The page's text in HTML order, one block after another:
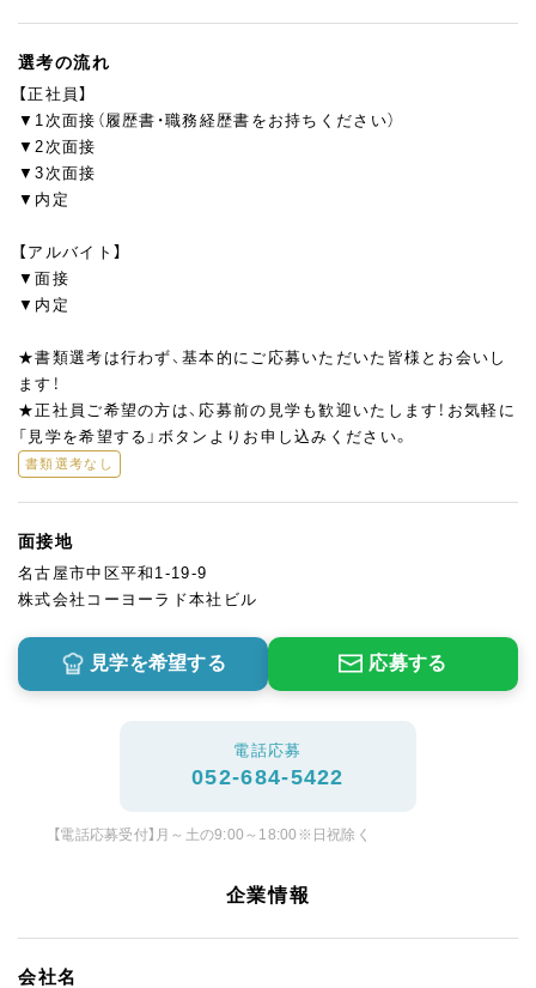
選考の流れ
【正社員】
▼1次面接（履歴書・職務経歴書をお持ちください）
▼2次面接
▼3次面接
▼内定
【アルバイト】
▼面接
▼内定
★書類選考は行わず、基本的にご応募いただいた皆様とお会いし
ます！
★正社員ご希望の方は、応募前の見学も歓迎いたします！お気軽に
「見学を希望する」ボタンよりお申し込みください。
書類選考なし
面接地
名古屋市中区平和1-19-9
株式会社コーヨーラド本社ビル
見学を希望する 応募する
電話応募
052-684-5422
【電話応募受付】月～土の9:00～18:00※日祝除く
企業情報
会社名